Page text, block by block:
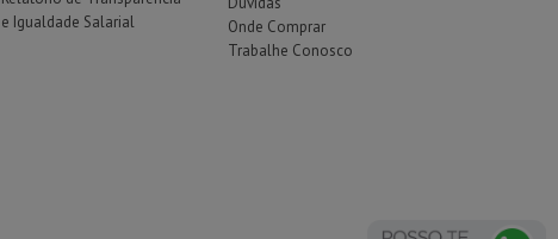
e Igualdade Salarial
Onde Comprar
Trabalhe Conosco